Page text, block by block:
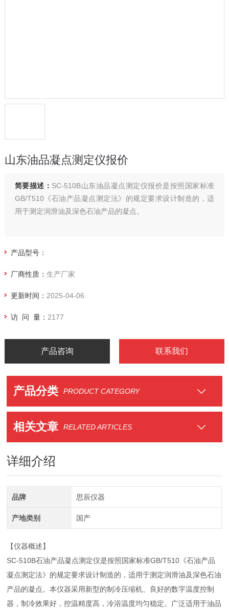
山东油品凝点测定仪报价
简要描述： SC-510B山东油品凝点测定仪报价是按照国家标准
GB/T510《石油产品凝点测定法》的规定要求设计制造的，适
用于测定润滑油及深色石油产品的凝点。
产品型号：
厂商性质： 生产厂家
更新时间： 2025-04-06
访 问 量： 2177
产品咨询 联系我们
产品分类 PRODUCT CATEGORY
相关文章 RELATED ARTICLES
详细介绍
品牌 思辰仪器
产地类别 国产
【仪器概述】
SC-510B石油产品凝点测定仪是按照国家标准GB/T510《石油产品
凝点测定法》的规定要求设计制造的，适用于测定润滑油及深色石油
产品的凝点。本仪器采用新型的制冷压缩机、良好的数字温度控制
器，制冷效果好，控温精度高，冷浴温度均匀稳定。广泛适用于油品